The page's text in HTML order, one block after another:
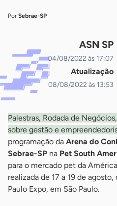
Por Sebrae-SP
ASN SP
04/08/2022 às 17:07
Atualização
08/08/2022 às 13:53
Palestras, Rodada de
sobre gestão e
programação da Arena do
Sebrae-SP na Pet South
para o mercado pet da
realizada de 17 a 19 de agosto,
Paulo Expo, em São Paulo.